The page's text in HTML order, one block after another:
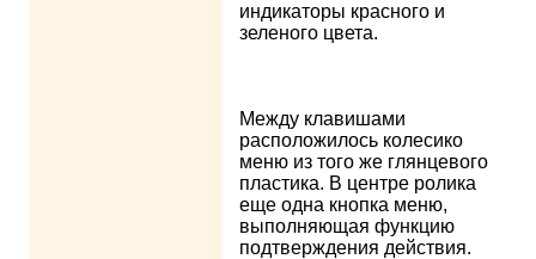
индикаторы красного и
зеленого цвета.
Между клавишами
расположилось колесико
меню из того же глянцевого
пластика. В центре ролика
еще одна кнопка меню,
выполняющая функцию
подтверждения действия.